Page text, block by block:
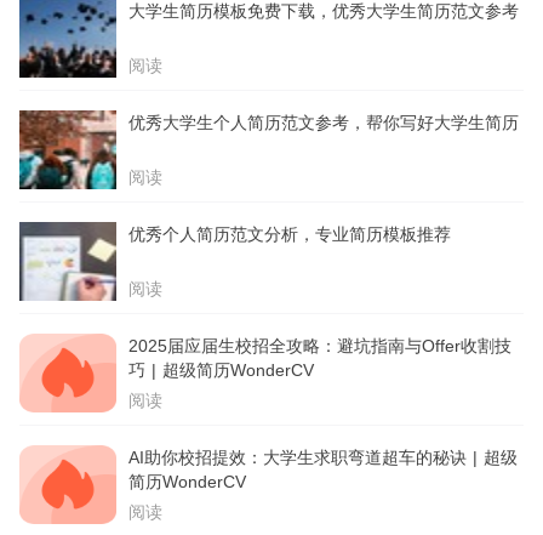
大学生简历模板免费下载，优秀大学生简历范文参考
阅读
优秀大学生个人简历范文参考，帮你写好大学生简历
阅读
优秀个人简历范文分析，专业简历模板推荐
阅读
2025届应届生校招全攻略：避坑指南与Offer收割技
巧 | 超级简历WonderCV
阅读
AI助你校招提效：大学生求职弯道超车的秘诀 | 超级
简历WonderCV
阅读